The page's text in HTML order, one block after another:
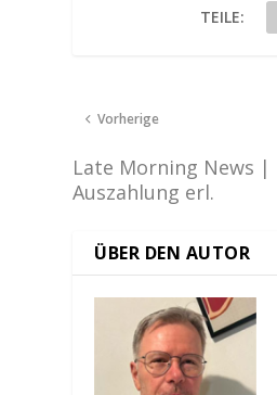
TEILE:
Vorherige
Late Morning News |
Auszahlung erl.
ÜBER DEN AUTOR